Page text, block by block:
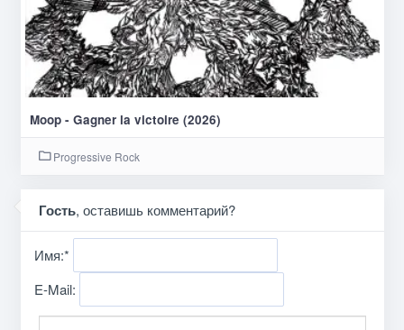
Moop - Gagner la victoire (2026)
Progressive Rock
Гость, оставишь комментарий?
Имя:*
E-Mail: